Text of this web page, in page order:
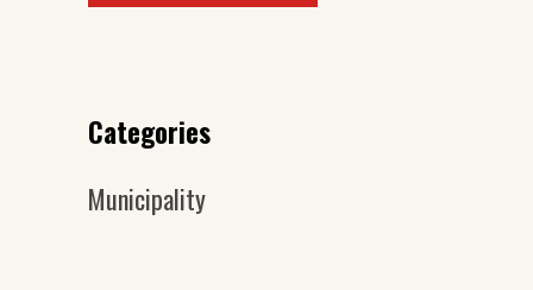
Categories
Municipality